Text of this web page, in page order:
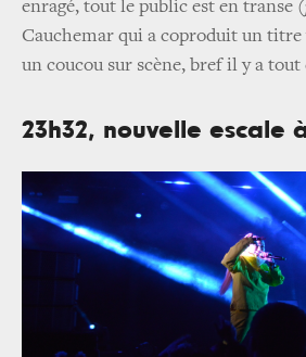
enragé, tout le public est en transe
Cauchemar qui a coproduit un
un coucou sur scène, bref il y a tout
23h32, nouvelle escale